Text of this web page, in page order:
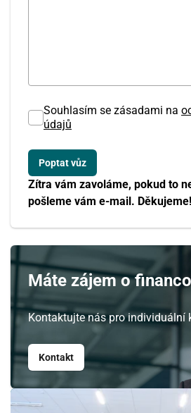
Souhlasím se zásadami na
údajů
Zítra vám zavoláme, pokud to
pošleme vám e-mail. Děkujeme!
Máte zájem o
Kontaktujte nás pro individuální
Kontakt
Srpen